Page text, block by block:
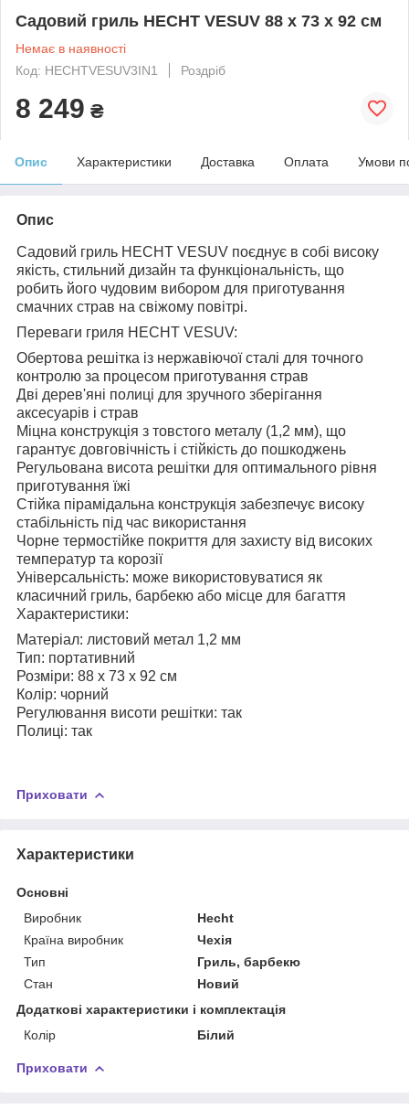
Садовий гриль HECHT VESUV 88 x 73 x 92 см
Немає в наявності
Код: HECHTVESUV3IN1
Роздріб
8 249 ₴
Опис Характеристики Доставка Оплата Умови
Опис
Садовий гриль HECHT VESUV поєднує в собі високу
якість, стильний дизайн та функціональність, що
робить його чудовим вибором для приготування
смачних страв на свіжому повітрі.
Переваги гриля HECHT VESUV:
Обертова решітка із нержавіючої сталі для точного
контролю за процесом приготування страв
Дві дерев'яні полиці для зручного зберігання
аксесуарів і страв
Міцна конструкція з товстого металу (1,2 мм), що
гарантує довговічність і стійкість до пошкоджень
Регульована висота решітки для оптимального рівня
приготування їжі
Стійка пірамідальна конструкція забезпечує високу
стабільність під час використання
Чорне термостійке покриття для захисту від високих
температур та корозії
Універсальність: може використовуватися як
класичний гриль, барбекю або місце для багаття
Характеристики:
Матеріал: листовий метал 1,2 мм
Тип: портативний
Розміри: 88 x 73 x 92 см
Колір: чорний
Регулювання висоти решітки: так
Полиці: так
Приховати
Характеристики
Основні
Виробник
Hecht
Країна виробник
Чехія
Тип
Гриль, барбекю
Стан
Новий
Додаткові характеристики і комплектація
Колір
Білий
Приховати